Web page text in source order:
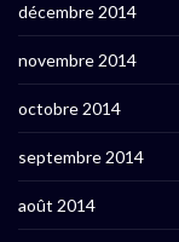
décembre 2014
novembre 2014
octobre 2014
septembre 2014
août 2014